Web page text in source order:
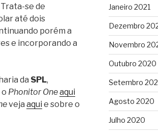
se de
até dois
porém a
e incorporando a
da SPL,
Phonitor Oneaqui
veja aqui e sobre o
Janeiro 2021
Dezembro
Novembro
Outubro 2020
Setembro
Agosto 2020
Julho 2020